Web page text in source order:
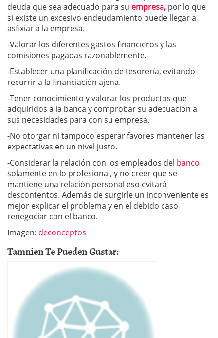
deuda que sea adecuado para su empresa, por lo que
si existe un excesivo endeudamiento puede llegar a
asfixiar a la empresa.
-Valorar los diferentes gastos financieros y las
comisiones pagadas razonablemente.
-Establecer una planificación de tesorería, evitando
recurrir a la financiación ajena.
-Tener conocimiento y valorar los productos que
adquiridos a la banca y comprobar su adecuación a
sus necesidades para con su empresa.
-No otorgar ni tampoco esperar favores mantener las
expectativas en un nivel justo.
-Considerar la relación con los empleados del banco
solamente en lo profesional, y no creer que se
mantiene una relación personal eso evitará
descontentos. Además de surgirle un inconveniente es
mejor explicar el problema y en el debido caso
renegociar con el banco.
Imagen: deconceptos
Tamnien Te Pueden Gustar: